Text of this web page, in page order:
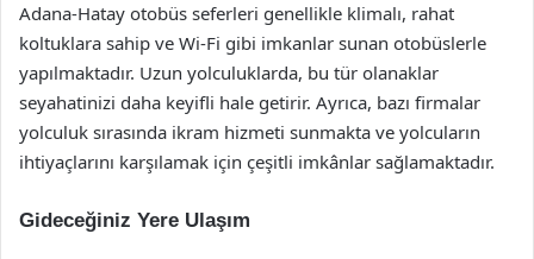
Adana-Hatay otobüs seferleri genellikle klimalı, rahat
koltuklara sahip ve Wi-Fi gibi imkanlar sunan otobüslerle
yapılmaktadır. Uzun yolculuklarda, bu tür olanaklar
seyahatinizi daha keyifli hale getirir. Ayrıca, bazı firmalar
yolculuk sırasında ikram hizmeti sunmakta ve yolcuların
ihtiyaçlarını karşılamak için çeşitli imkânlar sağlamaktadır.
Gideceğiniz Yere Ulaşım